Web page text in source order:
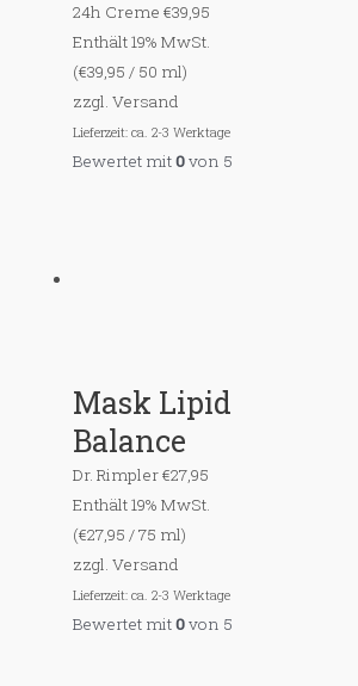
24h Creme€39,95
Enthält 19% MwSt.
(€39,95 / 50 ml)
zzgl.Versand
Lieferzeit: ca. 2-3 Werktage
Bewertet mit0von 5
Mask Lipid
Balance
Dr. Rimpler€27,95
Enthält 19% MwSt.
(€27,95 / 75 ml)
zzgl.Versand
Lieferzeit: ca. 2-3 Werktage
Bewertet mit0von 5